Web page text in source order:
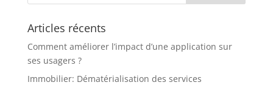
Articles récents
Comment améliorer l’impact d’une application sur
ses usagers ?
Immobilier: Dématérialisation des services